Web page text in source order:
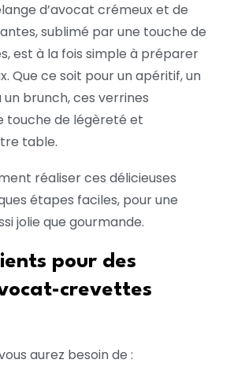
d’avocat crémeux et de
sublimé par une touche de
est à la fois simple à préparer
Que ce soit pour un apéritif, un
brunch, ces verrines
touche de légèreté et
table.
réaliser ces délicieuses
étapes faciles, pour une
jolie que gourmande.
pour des
crevettes
aurez besoin de :